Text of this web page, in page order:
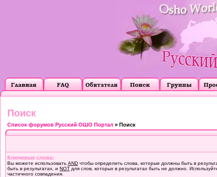
Поиск
Список форумов Русский ОШО Портал » Поиск
Ключевые слова:
Вы можете использовать AND чтобы определить слова, которые должны быть в
быть в результатах, и NOT для слов, которых в результатах быть не должно.
частичного совпадения.